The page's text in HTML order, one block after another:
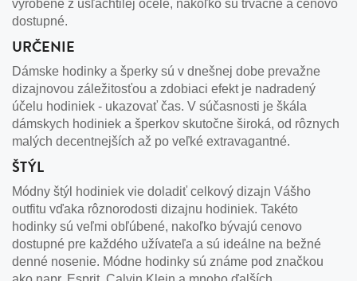
vyrobené z ušľachtilej ocele, nakoľko sú trvácne a cenovo
dostupné.
URČENIE
Dámske hodinky a šperky sú v dnešnej dobe prevažne
dizajnovou záležitosťou a zdobiaci efekt je nadradený
účelu hodiniek - ukazovať čas. V súčasnosti je škála
dámskych hodiniek a šperkov skutočne široká, od rôznych
malých decentnejších až po veľké extravagantné.
ŠTÝL
Módny štýl hodiniek vie doladiť celkový dizajn Vášho
outfitu vďaka rôznorodosti dizajnu hodiniek. Takéto
hodinky sú veľmi obľúbené, nakoľko bývajú cenovo
dostupné pre každého užívateľa a sú ideálne na bežné
denné nosenie. Módne hodinky sú známe pod značkou